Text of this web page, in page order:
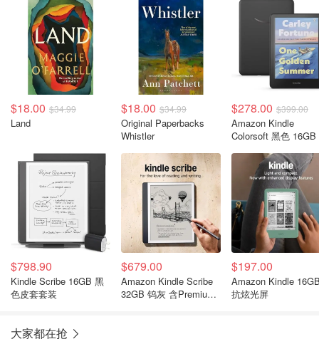
$18.00 $34.99
Land
$18.00 $34.99
Original Paperbacks
Whistler
$278.00 $399.00
Amazon Kindle
Colorsoft 黑色 16GB
$798.90
Kindle Scribe 16GB 黑
色皮套套装
$679.00
Amazon Kindle Scribe
32GB 钨灰 含Premium
$197.00
Amazon Kindle
抗炫光屏
大家都在抢